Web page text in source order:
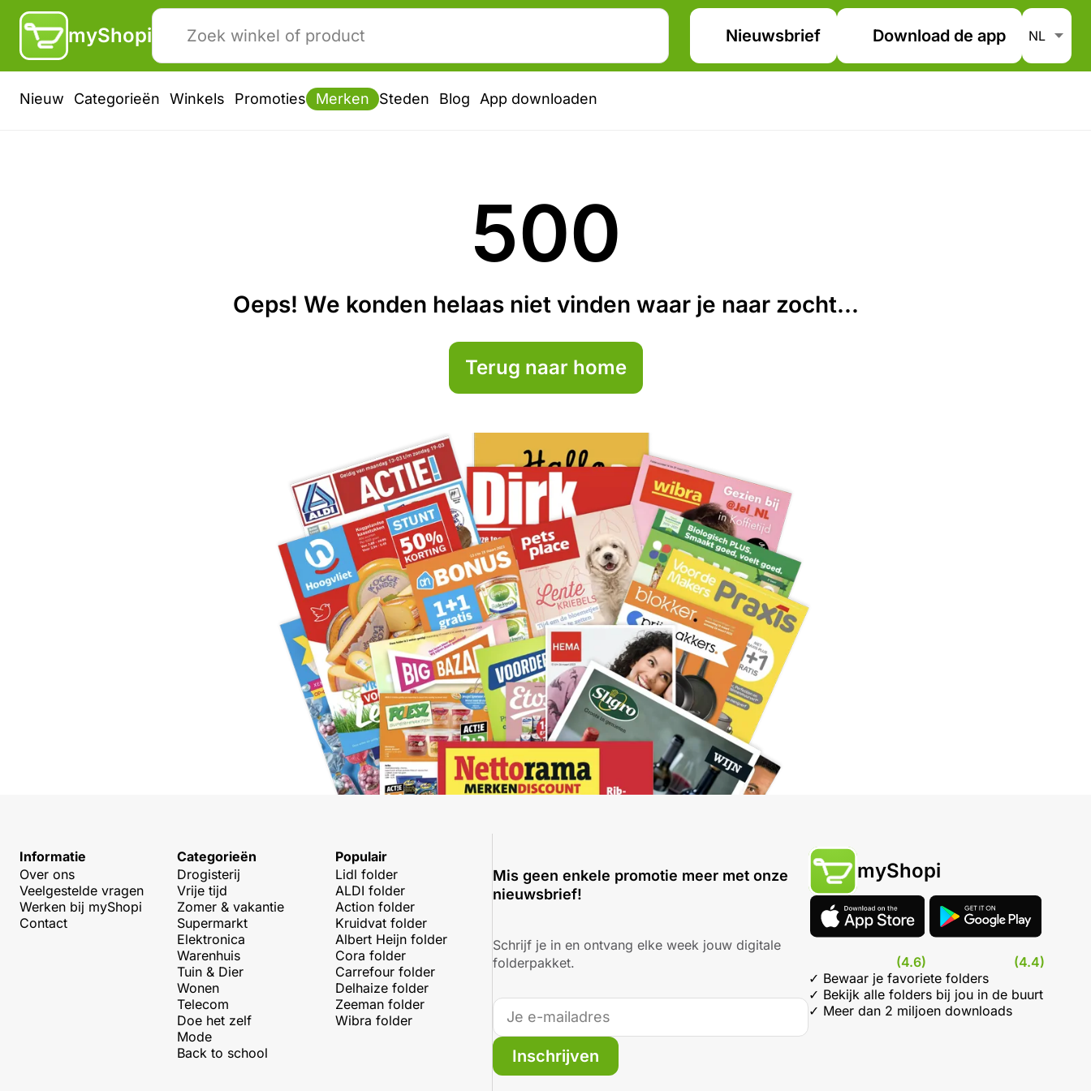
myShopi Nieuwsbrief Download de app
Nieuw Categorieën Winkels Promoties Merken Steden Blog App downloaden
500
Oeps! We konden helaas niet vinden waar je naar zocht...
Terug naar home
Informatie
Over ons
Veelgestelde vragen
Werken bij myShopi
Contact
Categorieën
Drogisterij
Vrije tijd
Zomer & vakantie
Supermarkt
Elektronica
Warenhuis
Tuin & Dier
Wonen
Telecom
Doe het zelf
Mode
Back to school
Populair
Lidl folder
ALDI folder
Action folder
Kruidvat folder
Albert Heijn folder
Cora folder
Carrefour folder
Delhaize folder
Zeeman folder
Wibra folder
Mis geen enkele promotie meer met onze
nieuwsbrief!
Schrijf je in en ontvang elke week jouw digitale
folderpakket.
Inschrijven
myShopi
(4.6)
(4.4)
✓ Bewaar je favoriete folders
✓ Bekijk alle folders bij jou in de buurt
✓ Meer dan 2 miljoen downloads